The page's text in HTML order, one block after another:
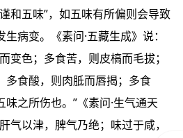
和五味”，如五味有所偏则会导致
病变。《素问·五藏生成》说：
变色；多食苦，则皮槁而毛拔；
多食酸，则肉胝而唇揭；多食
之所伤也。”《素问·生气通天
气以津，脾气乃绝；味过于咸，